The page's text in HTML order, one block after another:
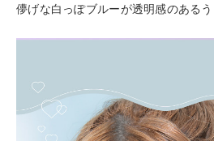
儚げな白っぽブルーが透明感のあるう